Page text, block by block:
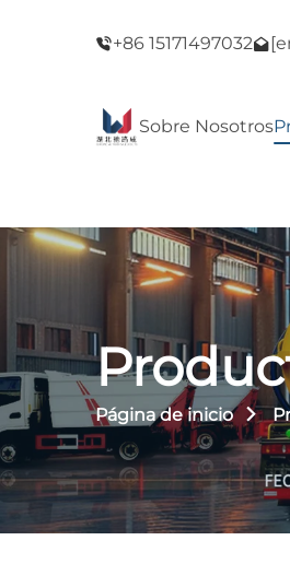
+86 15171497032
Sobre Nosotros
Página de inicio